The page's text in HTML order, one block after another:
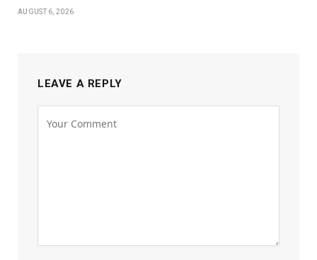
AUGUST 6, 2026
LEAVE A REPLY